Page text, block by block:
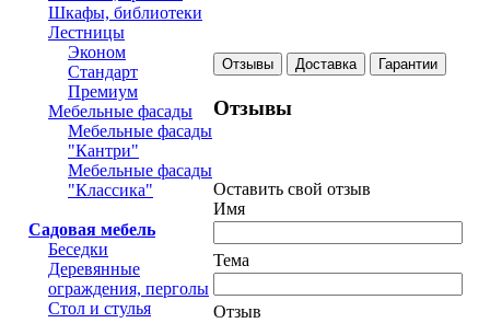
Шкафы, библиотеки
Лестницы
Эконом
Стандарт
Премиум
Мебельные фасады
Мебельные фасады
"Кантри"
Мебельные фасады
"Классика"
Садовая мебель
Беседки
Деревянные
ограждения, перголы
Стол и стулья
Отзывы Доставка Гарантии
Отзывы
Оставить свой отзыв
Имя
Тема
Отзыв